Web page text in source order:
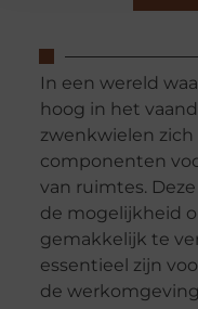
In een wereld
hoog in het
zwenkwielen
componenten
van ruimtes.
de mogelijkheid
gemakkelijk te
essentieel zijn
de